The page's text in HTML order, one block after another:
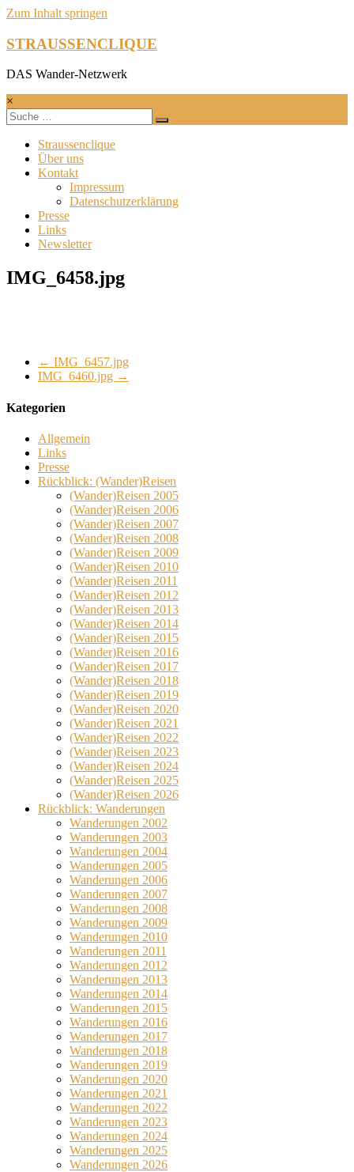
Zum Inhalt springen
STRAUSSENCLIQUE
DAS Wander-Netzwerk
×
Straussenclique
Über uns
Kontakt
Impressum
Datenschutzerklärung
Presse
Links
Newsletter
IMG_6458.jpg
← IMG_6457.jpg
IMG_6460.jpg →
Kategorien
Allgemein
Links
Presse
Rückblick: (Wander)Reisen
(Wander)Reisen 2005
(Wander)Reisen 2006
(Wander)Reisen 2007
(Wander)Reisen 2008
(Wander)Reisen 2009
(Wander)Reisen 2010
(Wander)Reisen 2011
(Wander)Reisen 2012
(Wander)Reisen 2013
(Wander)Reisen 2014
(Wander)Reisen 2015
(Wander)Reisen 2016
(Wander)Reisen 2017
(Wander)Reisen 2018
(Wander)Reisen 2019
(Wander)Reisen 2020
(Wander)Reisen 2021
(Wander)Reisen 2022
(Wander)Reisen 2023
(Wander)Reisen 2024
(Wander)Reisen 2025
(Wander)Reisen 2026
Rückblick: Wanderungen
Wanderungen 2002
Wanderungen 2003
Wanderungen 2004
Wanderungen 2005
Wanderungen 2006
Wanderungen 2007
Wanderungen 2008
Wanderungen 2009
Wanderungen 2010
Wanderungen 2011
Wanderungen 2012
Wanderungen 2013
Wanderungen 2014
Wanderungen 2015
Wanderungen 2016
Wanderungen 2017
Wanderungen 2018
Wanderungen 2019
Wanderungen 2020
Wanderungen 2021
Wanderungen 2022
Wanderungen 2023
Wanderungen 2024
Wanderungen 2025
Wanderungen 2026